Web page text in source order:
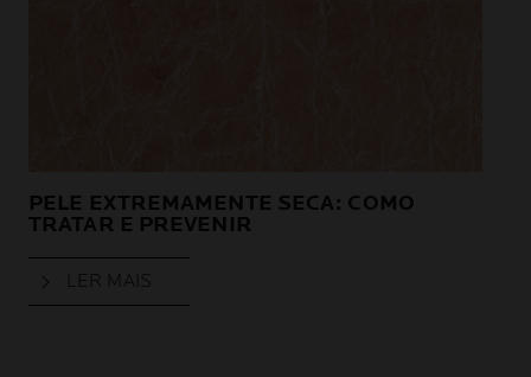
PELE EXTREMAMENTE SECA: COMO
TRATAR E PREVENIR
LER MAIS